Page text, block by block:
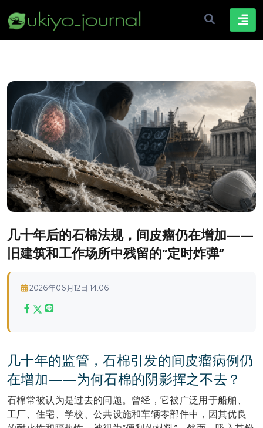
几十年后的石棉法规，间皮瘤仍在增加——
旧建筑和工作场所中残留的“定时炸弹”
2026年06月12日 14:06
几十年的监管，石棉引发的间皮瘤病例仍
在增加——为何石棉的阴影挥之不去？
石棉常被认为是过去的问题。曾经，它被广泛用于船舶、
工厂、住宅、学校、公共设施和车辆零部件中，因其优良